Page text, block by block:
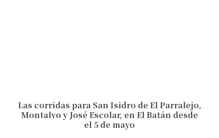
Las corridas para San Isidro de El Parralejo,
Montalvo y José Escolar, en El Batán desde
el 5 de mayo